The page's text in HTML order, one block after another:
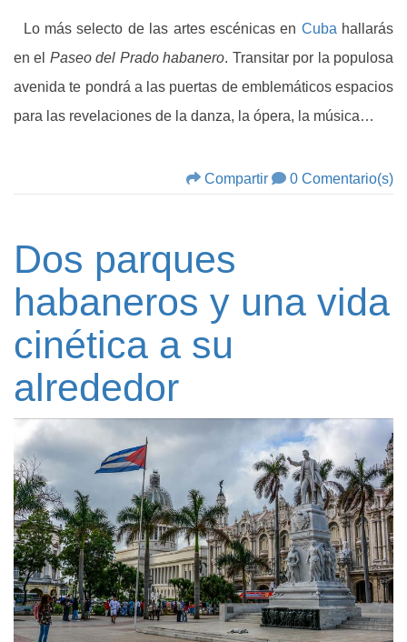
Lo más selecto de las artes escénicas en Cubahallarás
en el Paseo del Prado habanero. Transitar por la populosa
avenida te pondrá a las puertas de emblemáticos espacios
para las revelaciones de la danza, la ópera, la música…
Compartir 0 Comentario(s)
Dos parques
habaneros y una vida
cinética a su
alrededor